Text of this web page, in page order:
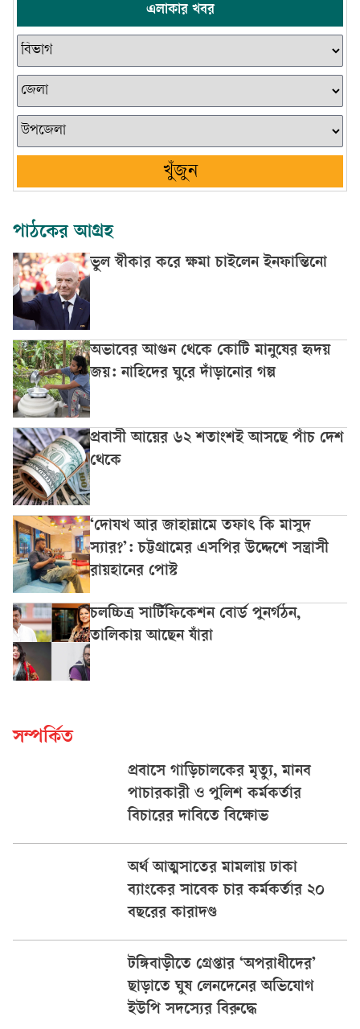
এলাকার খবর
খুঁজুন
পাঠকের আগ্রহ
ভুল স্বীকার করে ক্ষমা চাইলেন ইনফান্তিনো
অভাবের আগুন থেকে কোটি মানুষের হৃদয়
জয়: নাহিদের ঘুরে দাঁড়ানোর গল্প
প্রবাসী আয়ের ৬২ শতাংশই আসছে পাঁচ দেশ
থেকে
‘দোযখ আর জাহান্নামে তফাৎ কি মাসুদ
স্যার?’: চট্টগ্রামের এসপির উদ্দেশে সন্ত্রাসী
রায়হানের পোস্ট
চলচ্চিত্র সার্টিফিকেশন বোর্ড পুনর্গঠন,
তালিকায় আছেন যাঁরা
সম্পর্কিত
প্রবাসে গাড়িচালকের মৃত্যু, মানব
পাচারকারী ও পুলিশ কর্মকর্তার
বিচারের দাবিতে বিক্ষোভ
অর্থ আত্মসাতের মামলায় ঢাকা
ব্যাংকের সাবেক চার কর্মকর্তার ২০
বছরের কারাদণ্ড
টঙ্গিবাড়ীতে গ্রেপ্তার ‘অপরাধীদের’
ছাড়াতে ঘুষ লেনদেনের অভিযোগ
ইউপি সদস্যের বিরুদ্ধে